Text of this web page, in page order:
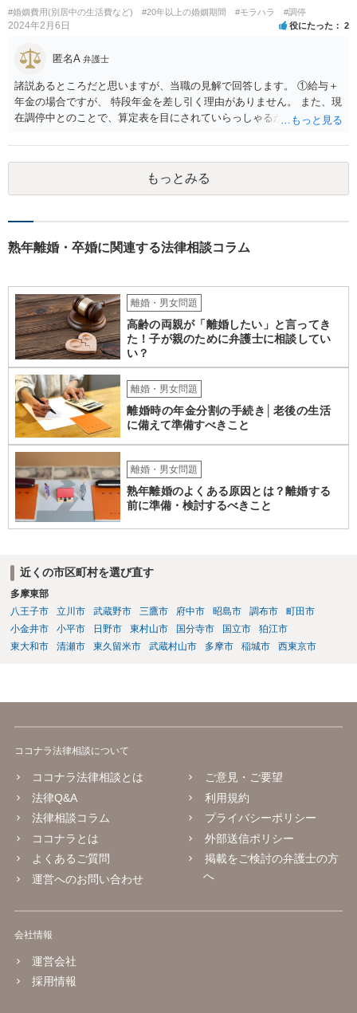
婚者であった場合の夫への慰謝料請求の可能性 相手女性が既婚である
場合、その配偶者は、夫と相手女性の双方に対して不貞行為に基づく
の事情があれば、過失の有無や慰謝料額に影響します。 ・相手女性が
独身であると虚偽申告していた ・夫が既婚と知らなかったことに合理
的理由がある もっとも、相手女性が既婚であることを容易に確認でき
たにもかかわらず漫然と関係を続けた場合は、夫の過失が認められ、
慰謝料（50～150万円程度？）が発生し得ます。
#婚姻費用(別居中の生活費など) #20年以上の婚姻期間 #モラハラ #調停
2024年2月6日 役にたった 2
匿名A 弁護士
諸説あるところだと思いますが、当職の見解で回答します。 ①給与＋
年金の場合ですが、 特段年金を差し引く理由がありません。 また、現
在調停中とのことで、算定表を目にされていらっしゃるかと思いま
与の場合、就労するために必要だとされる経費を控除しています。 年
金の場合は、この控除をする必要がありませんので、 詳しい計算式は
割愛しますが、 単純な足し算をした部分の表よりも多い金額が妥当と
いうことになります。 ②婚姻費用は相当額の半分10万円しか出さない
ば審判となりますが、 相手方の根拠のない主張に沿ったものになると
もっとみる
熟年離婚・卒婚に関連する法律相談コラム
離婚・男女問題
高齢の両親が「離婚したい」と言ってき
た！子が親のために弁護士に相談してい
い？
離婚・男女問題
離婚時の年金分割の手続き│老後の生活
に備えて準備すべきこと
離婚・男女問題
熟年離婚のよくある原因とは？離婚する
前に準備・検討するべきこと
近くの市区町村を選び直す
多摩東部
八王子市
立川市 武蔵野市 三鷹市 府中市 昭島市 調布市
町田市
小金井市
小平市 日野市 東村山市 国分寺市 国立市
狛江市
東大和市
清瀬市 東久留米市 武蔵村山市 多摩市 稲城市 西東京市
ココナラ法律相談について
ココナラ法律相談とは
法律Q&A
法律相談コラム
ココナラとは
よくあるご質問
運営へのお問い合わせ
ご意見・ご要望
利用規約
プライバシーポリシー
外部送信ポリシー
掲載をご検討の弁護士の方
へ
会社情報
運営会社
採用情報